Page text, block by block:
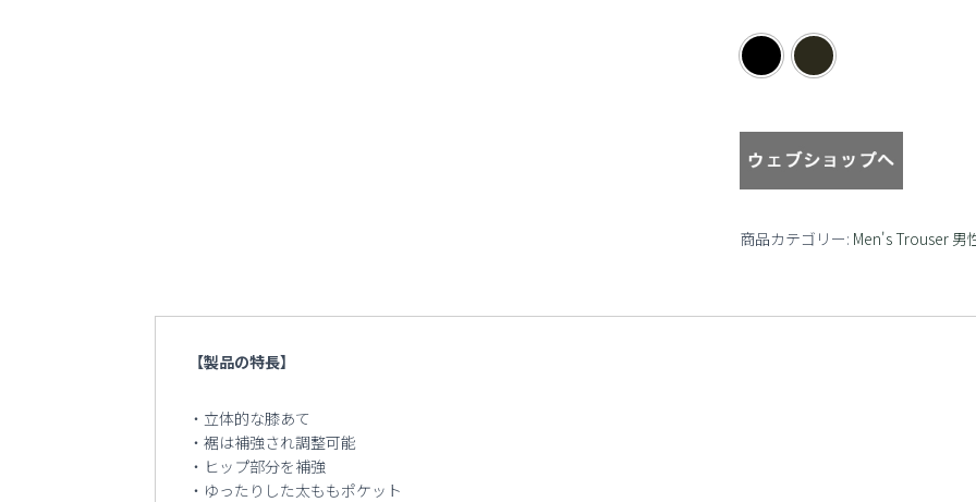
color
商品カテゴリー: Men's Trouser 男
【製品の特長】
・立体的な膝あて
・裾は補強され調整可能
・ヒップ部分を補強
・ゆったりした太ももポケット